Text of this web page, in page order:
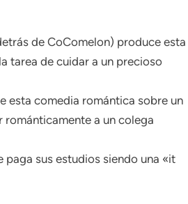
de CoComelon) produce esta
tarea de cuidar a un precioso
esta comedia romántica sobre un
románticamente a un colega
paga sus estudios siendo una «it